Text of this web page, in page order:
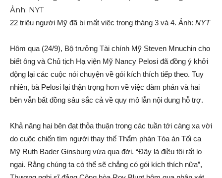
22 triệu người Mỹ đã bị mất việc trong tháng 3 và 4. Ảnh: NYT
Hôm qua (24/9), Bộ trưởng Tài chính Mỹ Steven Mnuchin cho
biết ông và Chủ tịch Hạ viện Mỹ Nancy Pelosi đã đồng ý khởi
động lại các cuộc nói chuyện về gói kích thích tiếp theo. Tuy
nhiên, bà Pelosi lại thận trọng hơn về việc đàm phán và hai
bên vẫn bất đồng sâu sắc cả về quy mô lẫn nội dung hỗ trợ.
Khả năng hai bên đạt thỏa thuận trong các tuần tới càng xa vời
do cuộc chiến tìm người thay thế Thẩm phán Tòa án Tối ca
Mỹ Ruth Bader Ginsburg vừa qua đời. “Đây là điều tôi rất lo
ngại. Rằng chúng ta có thể sẽ chẳng có gói kích thích nữa”,